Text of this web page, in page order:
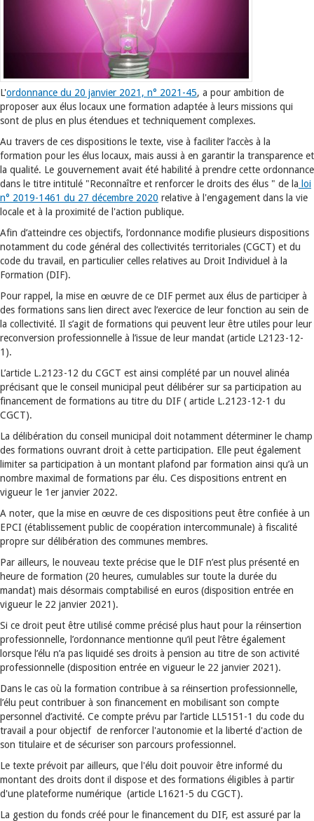
L'ordonnance du 20 janvier 2021, n° 2021-45, a pour ambition de
proposer aux élus locaux une formation adaptée à leurs missions qui
sont de plus en plus étendues et techniquement complexes.
Au travers de ces dispositions le texte, vise à faciliter l’accès à la
formation pour les élus locaux, mais aussi à en garantir la transparence et
la qualité. Le gouvernement avait été habilité à prendre cette ordonnance
dans le titre intitulé "Reconnaître et renforcer le droits des élus " de la loi
n° 2019-1461 du 27 décembre 2020 relative à l'engagement dans la vie
locale et à la proximité de l'action publique.
Afin d’atteindre ces objectifs, l’ordonnance modifie plusieurs dispositions
notamment du code général des collectivités territoriales (CGCT) et du
code du travail, en particulier celles relatives au Droit Individuel à la
Formation (DIF).
Pour rappel, la mise en œuvre de ce DIF permet aux élus de participer à
des formations sans lien direct avec l’exercice de leur fonction au sein de
la collectivité. Il s’agit de formations qui peuvent leur être utiles pour leur
reconversion professionnelle à l’issue de leur mandat (article L2123-12-
1).
L’article L.2123-12 du CGCT est ainsi complété par un nouvel alinéa
précisant que le conseil municipal peut délibérer sur sa participation au
financement de formations au titre du DIF ( article L.2123-12-1 du
CGCT).
La délibération du conseil municipal doit notamment déterminer le champ
des formations ouvrant droit à cette participation. Elle peut également
limiter sa participation à un montant plafond par formation ainsi qu’à un
nombre maximal de formations par élu. Ces dispositions entrent en
vigueur le 1er janvier 2022.
A noter, que la mise en œuvre de ces dispositions peut être confiée à un
EPCI (établissement public de coopération intercommunale) à fiscalité
propre sur délibération des communes membres.
Par ailleurs, le nouveau texte précise que le DIF n’est plus présenté en
heure de formation (20 heures, cumulables sur toute la durée du
mandat) mais désormais comptabilisé en euros (disposition entrée en
vigueur le 22 janvier 2021).
Si ce droit peut être utilisé comme précisé plus haut pour la réinsertion
professionnelle, l’ordonnance mentionne qu’il peut l’être également
lorsque l’élu n’a pas liquidé ses droits à pension au titre de son activité
professionnelle (disposition entrée en vigueur le 22 janvier 2021).
Dans le cas où la formation contribue à sa réinsertion professionnelle,
l’élu peut contribuer à son financement en mobilisant son compte
personnel d’activité. Ce compte prévu par l’article LL5151-1 du code du
travail a pour objectif de renforcer l'autonomie et la liberté d'action de
son titulaire et de sécuriser son parcours professionnel.
Le texte prévoit par ailleurs, que l'élu doit pouvoir être informé du
montant des droits dont il dispose et des formations éligibles à partir
d'une plateforme numérique (article L1621-5 du CGCT).
La gestion du fonds créé pour le financement du DIF, est assuré par la